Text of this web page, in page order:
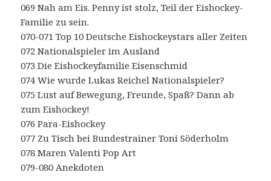
069 Nah am Eis. Penny ist stolz, Teil der Eishockey-
Familie zu sein.
070-071 Top 10 Deutsche Eishockeystars aller Zeiten
072 Nationalspieler im Ausland
073 Die Eishockeyfamilie Eisenschmid
074 Wie wurde Lukas Reichel Nationalspieler?
075 Lust auf Bewegung, Freunde, Spaß? Dann ab
zum Eishockey!
076 Para-Eishockey
077 Zu Tisch bei Bundestrainer Toni Söderholm
078 Maren Valenti Pop Art
079-080 Anekdoten